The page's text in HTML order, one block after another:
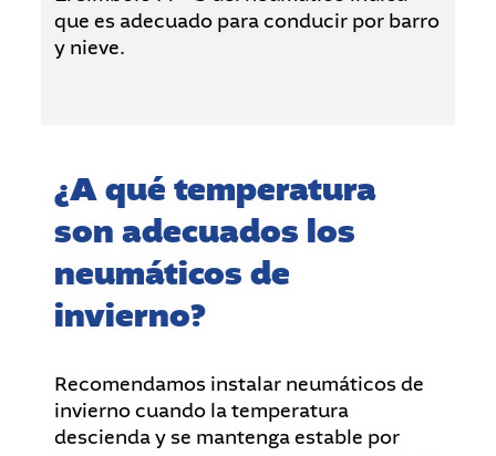
que es adecuado para conducir por barro
y nieve.
¿A qué temperatura
son adecuados los
neumáticos de
invierno?
Recomendamos instalar neumáticos de
invierno cuando la temperatura
descienda y se mantenga estable por